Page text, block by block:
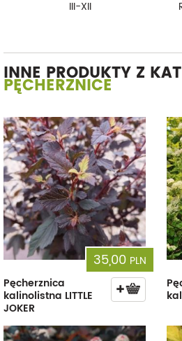
III-XII
INNE PRODUKTY Z
PĘCHERZNICE
35,00 PLN
Pęcherznica
kalinolistna LITTLE
JOKER